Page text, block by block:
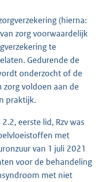
(hierna:
zorg voorwaardelijk
te
Gedurende de
onderzocht of de
voldoen aan de
praktijk.
eerste lid, Rzv was
met
van 1 juli 2021
voor de behandeling
met niet